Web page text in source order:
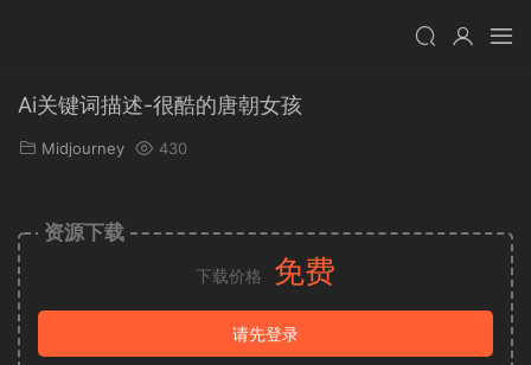
Ai关键词描述-很酷的唐朝女孩
Midjourney 430
资源下载
下载价格 免费
请先登录